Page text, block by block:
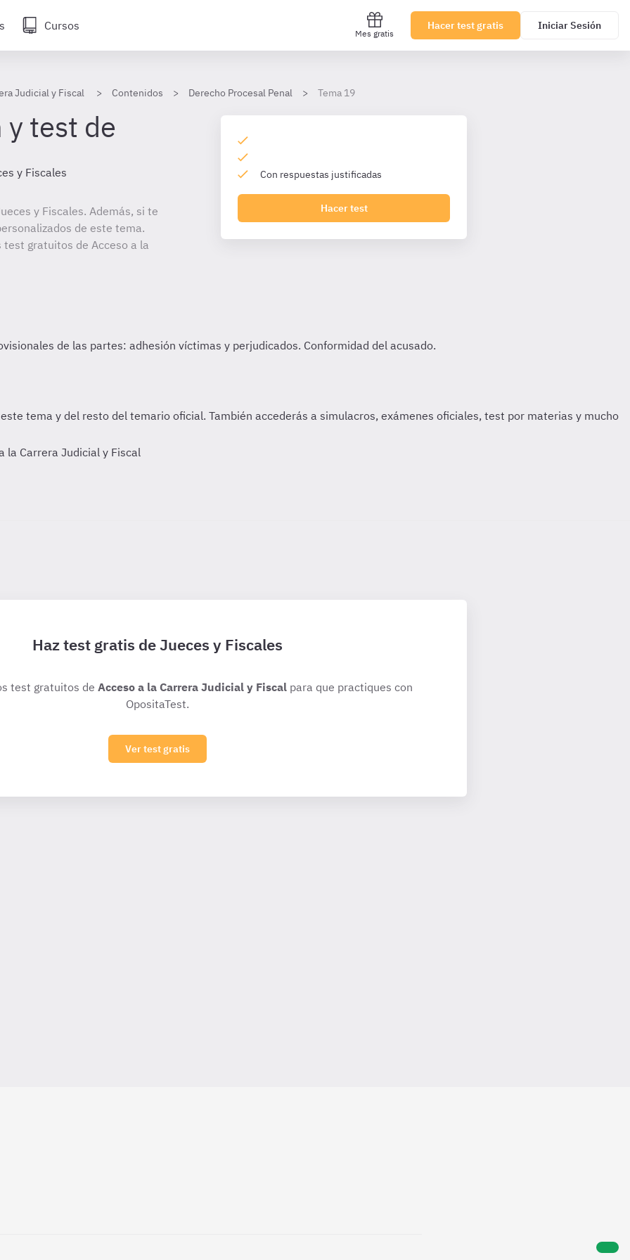
Cursos
Mes gratis
Hacer test gratis Iniciar Sesión
Judicial y Fiscal Contenidos Derecho Procesal Penal Tema 19
test de
y Fiscales
y Fiscales. Además, si te
de este tema.
gratuitos de Acceso a la
Con respuestas justificadas
Hacer test
la Carrera Judicial y Fiscal
Haz test gratis de Jueces y Fiscales
test gratuitos de Acceso a la Carrera Judicial y Fiscalpara que practiques con
OpositaTest.
Ver test gratis